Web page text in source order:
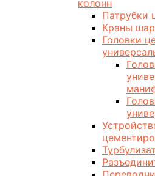
колонн
Патрубки
Краны
Головки